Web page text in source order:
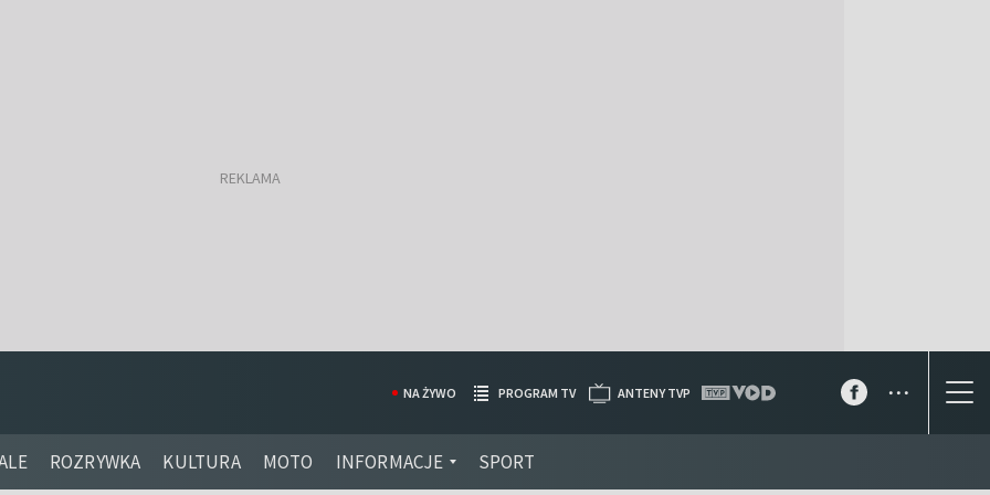
ROZRYWKA KULTURA MOTO INFORMACJE SPORT
NA ŻYWO PROGRAM TV ANTENY TVP ...